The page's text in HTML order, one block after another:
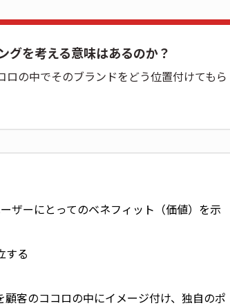
グを考える意味はあるのか？
の中でそのブランドをどう位置付けてもら
ザーにとってのベネフィット（価値）を示
する
客のココロの中にイメージ付け、独自のポ